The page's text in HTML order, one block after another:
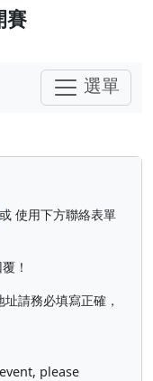
賽
選單
或 使用下方聯絡表單
！
請務必填寫正確，
please